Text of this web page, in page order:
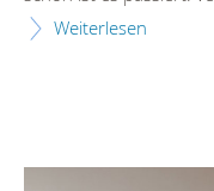
Weiterlesen